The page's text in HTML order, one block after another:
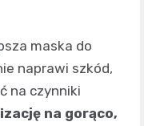
maska do
naprawi szkód,
na czynniki
na gorąco,